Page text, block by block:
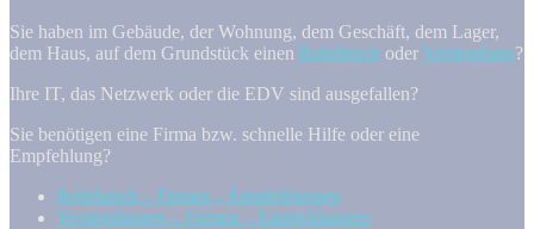
Sie haben im Gebäude, der Wohnung, dem Geschäft, dem Lager,
dem Haus, auf dem Grundstück einen Rohrbruch oder Verstopfung?
Ihre IT, das Netzwerk oder die EDV sind ausgefallen?
Sie benötigen eine Firma bzw. schnelle Hilfe oder eine
Empfehlung?
Rohrbruch – Firmen – Empfehlungen
Verstopfungen – Firmen – Empfehlungen